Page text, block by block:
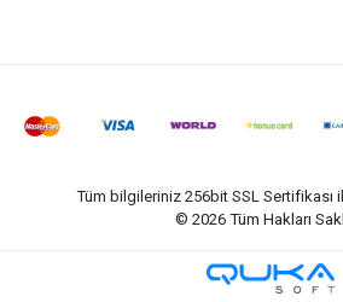
Tüm bilgileriniz 256bit SSL Sertifikası
© 2026 Tüm Hakları